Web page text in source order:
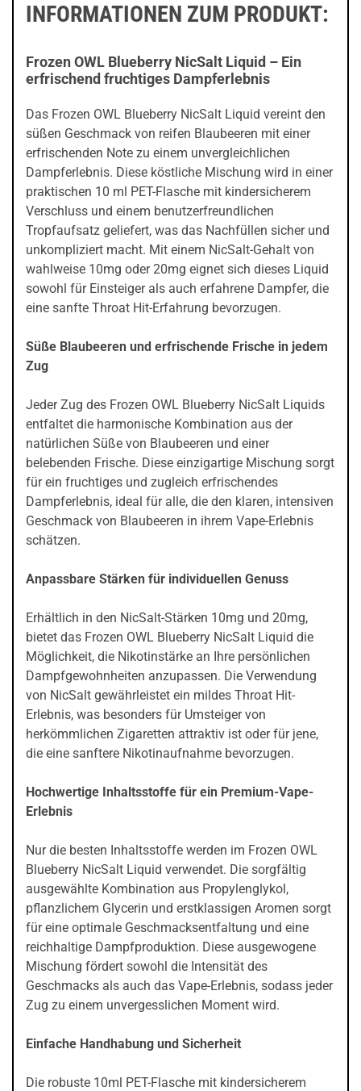
INFORMATIONEN ZUM PRODUKT:
Frozen OWL Blueberry NicSalt Liquid – Ein
erfrischend fruchtiges Dampferlebnis
Das Frozen OWL Blueberry NicSalt Liquid vereint den
süßen Geschmack von reifen Blaubeeren mit einer
erfrischenden Note zu einem unvergleichlichen
Dampferlebnis. Diese köstliche Mischung wird in einer
praktischen 10 ml PET-Flasche mit kindersicherem
Verschluss und einem benutzerfreundlichen
Tropfaufsatz geliefert, was das Nachfüllen sicher und
unkompliziert macht. Mit einem NicSalt-Gehalt von
wahlweise 10mg oder 20mg eignet sich dieses Liquid
sowohl für Einsteiger als auch erfahrene Dampfer, die
eine sanfte Throat Hit-Erfahrung bevorzugen.
Süße Blaubeeren und erfrischende Frische in jedem
Zug
Jeder Zug des Frozen OWL Blueberry NicSalt Liquids
entfaltet die harmonische Kombination aus der
natürlichen Süße von Blaubeeren und einer
belebenden Frische. Diese einzigartige Mischung sorgt
für ein fruchtiges und zugleich erfrischendes
Dampferlebnis, ideal für alle, die den klaren, intensiven
Geschmack von Blaubeeren in ihrem Vape-Erlebnis
schätzen.
Anpassbare Stärken für individuellen Genuss
Erhältlich in den NicSalt-Stärken 10mg und 20mg,
bietet das Frozen OWL Blueberry NicSalt Liquid die
Möglichkeit, die Nikotinstärke an Ihre persönlichen
Dampfgewohnheiten anzupassen. Die Verwendung
von NicSalt gewährleistet ein mildes Throat Hit-
Erlebnis, was besonders für Umsteiger von
herkömmlichen Zigaretten attraktiv ist oder für jene,
die eine sanftere Nikotinaufnahme bevorzugen.
Hochwertige Inhaltsstoffe für ein Premium-Vape-
Erlebnis
Nur die besten Inhaltsstoffe werden im Frozen OWL
Blueberry NicSalt Liquid verwendet. Die sorgfältig
ausgewählte Kombination aus Propylenglykol,
pflanzlichem Glycerin und erstklassigen Aromen sorgt
für eine optimale Geschmacksentfaltung und eine
reichhaltige Dampfproduktion. Diese ausgewogene
Mischung fördert sowohl die Intensität des
Geschmacks als auch das Vape-Erlebnis, sodass jeder
Zug zu einem unvergesslichen Moment wird.
Einfache Handhabung und Sicherheit
Die robuste 10ml PET-Flasche mit kindersicherem